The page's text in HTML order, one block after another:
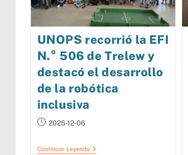
UNOPS recorrió la EFI
N.° 506 de Trelew y
destacó el desarrollo
de la robótica
inclusiva
2025-12-06
Continuar Leyendo